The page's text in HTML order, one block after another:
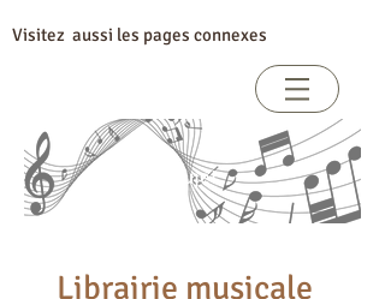
Visitez aussi les pages connexes
Index par sujet
Librairie musicale